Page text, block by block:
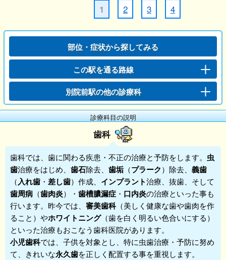
1 2 3 4
部位・症状から探してみる
この駅を通る路線
別院前駅の他の診療科
診療科目の説明
歯科
歯科では、歯に関わる疾患・不正の治療と予防をします。 虫
歯治療をはじめ、 歯石除去、 歯垢 （プラーク）除去、 義歯
（入れ歯 ・ 差し歯）作成、 インプラント治療、抜歯、そして
歯周病 （歯肉炎）・ 歯槽膿漏症 ・ 口内炎の治療といった事も
行います。昨今では、 審美歯科（美しく健康な歯や歯肉を作
ること）やホワイトニング（歯を白く明るい色合いにする）
といった治療もおこなう歯科医院があります。
小児歯科では、子供を対象とし、特に虫歯治療・予防に努め
て、きれいな永久歯を正しく配置する事を重視します。